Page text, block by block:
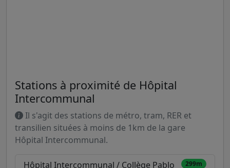
Stations à proximité de Hôpital
Intercommunal
Il s'agit des stations de métro, tram, RER et
transilien situées à moins de 1km de la gare
Hôpital Intercommunal.
Hôpital Intercommunal / Collège Pablo
299m